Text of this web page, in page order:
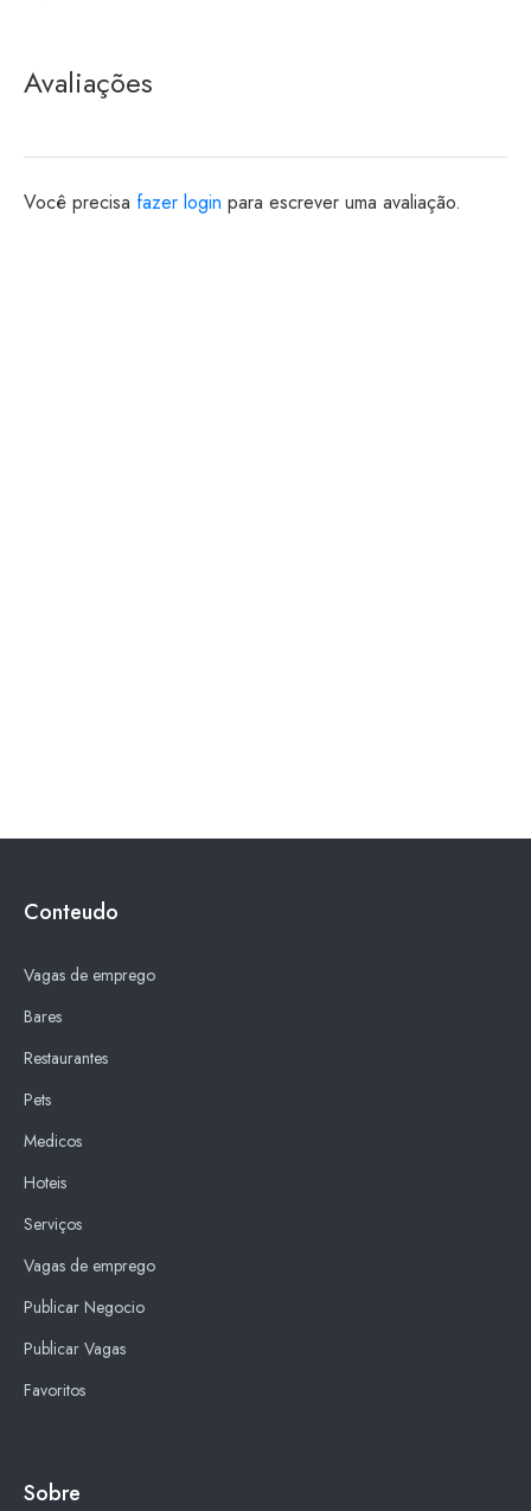
Avaliações
Você precisa fazer login para escrever uma avaliação.
Conteudo
Vagas de emprego
Bares
Restaurantes
Pets
Medicos
Hoteis
Serviços
Vagas de emprego
Publicar Negocio
Publicar Vagas
Favoritos
Sobre